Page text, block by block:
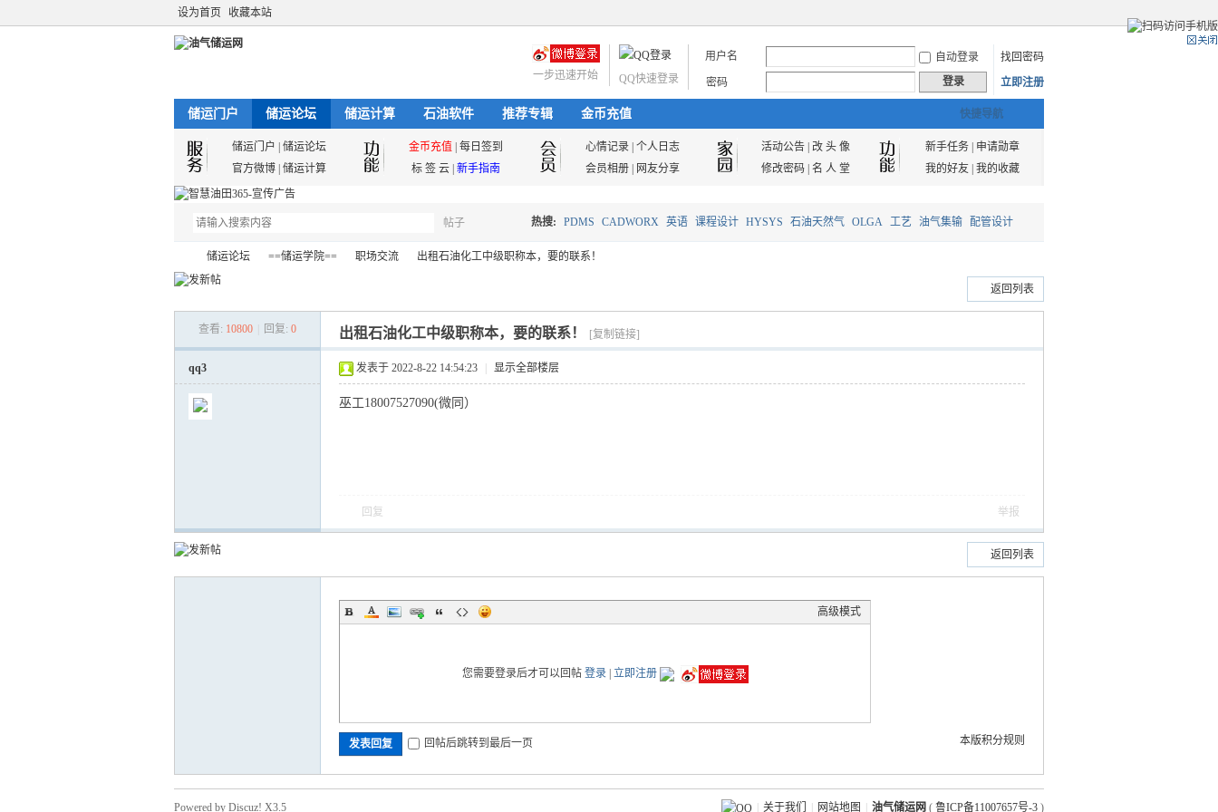
设为首页 收藏本站
用户名 自动登录
找回密码
密码
登录 立即注册
QQ快速登录
一步迅速开始
快捷导航
储运门户 储运论坛 储运计算 石油软件 推荐专辑 金币充值
储运门户 储运论坛 金币充值 每日签到 心情记录 个人日志 活动公告| 改 头 像 新手任务|
申请勋章
官方微博 储运计算 标 签 云 新手指南 会员相册 网友分享 修改密码| 名 人 堂 我的好友| 我的收藏
帖子
搜
索
热搜: PDMS CADWORX 英语 课程设计 HYSYS 石油天然气 OLGA 工艺 油气集输 配管设计
油气储运
储运论坛
›
==储运学院==
›
职场交流
›
出租石油化工中级职称本，要的联系！
返回列表
查看: 10800 回复: 0 出租石油化工中级职称本，要的联系！ [复制链接]
qq3 发表于 2022-8-22 14:54:23 显示全部楼层
巫工18007527090(微同）
回复 举报
返回列表
高级模式
您需要登录后才可以回帖 登录| 立即注册
本版积分规则
发表回复 回帖后跳转到最后一页
关于我们 网站地图 油气储运网 ( 鲁ICP备11007657号-3 )
Powered by Discuz! X3.5